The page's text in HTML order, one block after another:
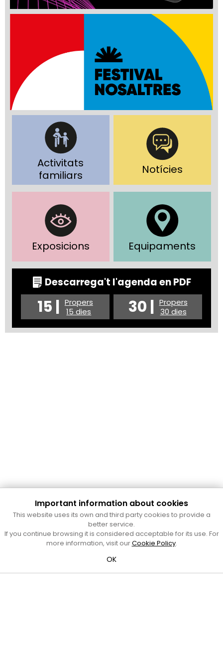
Activitats
familiars
Notícies
Exposicions Equipaments
Descarrega't l'agenda en PDF
15 | Propers
15 dies
30 | Propers
30 dies
Cultura Mataró
Ajuntament de Mataró
C. de Sant Josep, 9 (Mataró, 08302)
Horari d'obertura: dilluns, dimecres i divendres de 10 a 13 h.
al telèfon al 93 758 23 61
Bústia ciutadana
Important information about cookies
This website uses its own and third party cookies to provide a
better service.
If you continue browsing it is considered acceptable for its use. For
more information, visit ourCookie Policy.
OK